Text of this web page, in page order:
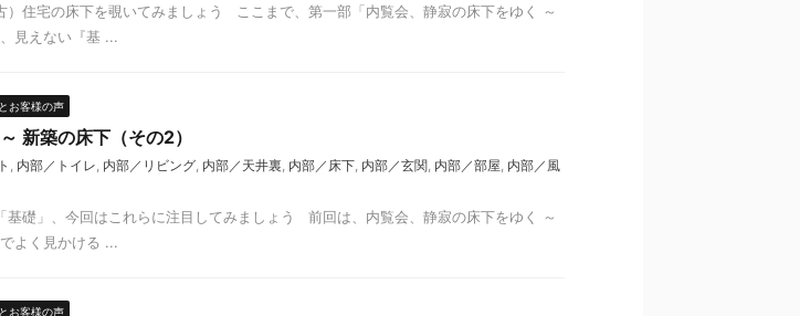
住宅の床下を覗いてみましょう ここまで、第一部「内覧会、静寂の床下をゆく ～
見えない『基 ...
お客様の声
新築の床下（その2）
, 内部／トイレ, 内部／リビング, 内部／天井裏, 内部／床下, 内部／玄関, 内部／部屋, 内部／風
礎」、今回はこれらに注目してみましょう 前回は、内覧会、静寂の床下をゆく ～
よく見かける ...
お客様の声